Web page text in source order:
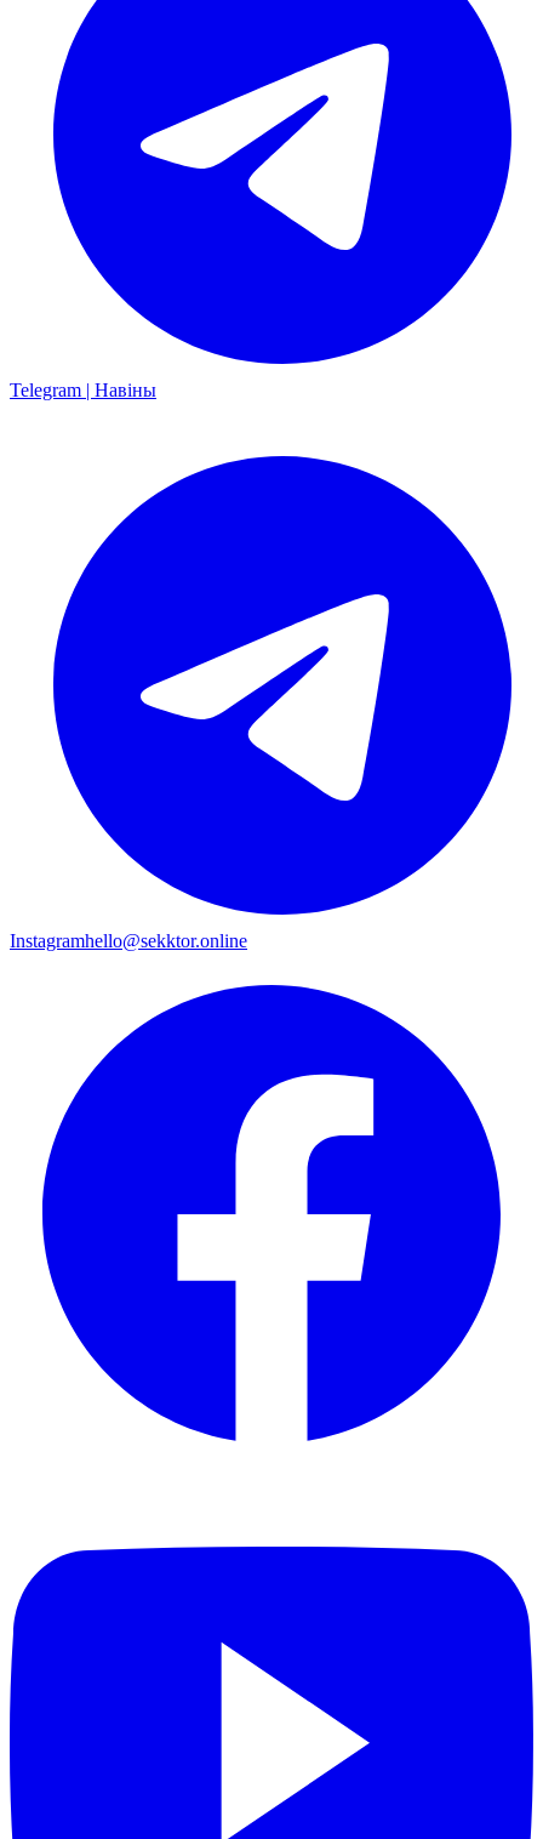
Telegram | Навіны
Instagramhello@sekktor.online